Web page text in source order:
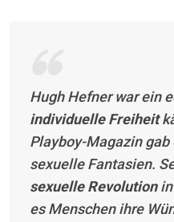
Hugh Hefner war ein
individuelle Freiheit
Playboy-Magazin gab
sexuelle Fantasien.
sexuelle Revolutionin
es Menschen ihre